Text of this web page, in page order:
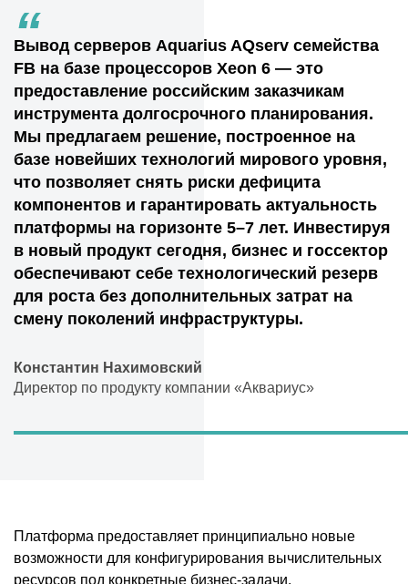
“
Вывод серверов Aquarius AQserv семейства
FB на базе процессоров Xeon 6 — это
предоставление российским заказчикам
инструмента долгосрочного планирования.
Мы предлагаем решение, построенное на
базе новейших технологий мирового уровня,
что позволяет снять риски дефицита
компонентов и гарантировать актуальность
платформы на горизонте 5–7 лет. Инвестируя
в новый продукт сегодня, бизнес и госсектор
обеспечивают себе технологический резерв
для роста без дополнительных затрат на
смену поколений инфраструктуры.
Константин Нахимовский
Директор по продукту компании «Аквариус»
Платформа предоставляет принципиально новые
возможности для конфигурирования вычислительных
ресурсов под конкретные бизнес-задачи.